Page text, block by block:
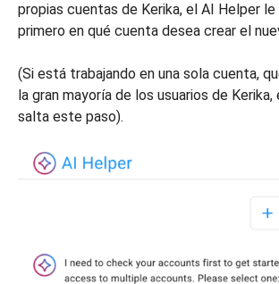
propias cuentas de Kerika, el AI Helper
primero en qué cuenta desea crear el
(Si está trabajando en una sola cuenta,
la gran mayoría de los usuarios de
salta este paso).